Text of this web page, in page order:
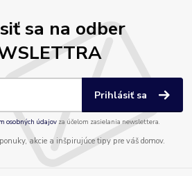
sa na odber
Prihlásiť sa
osobných údajov za účelom zasielania newslettera.
akcie a inšpirujúce tipy pre váš domov.